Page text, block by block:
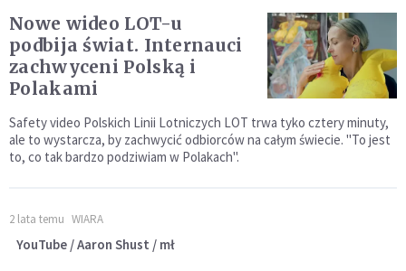
Nowe wideo LOT-u
podbija świat. Internauci
zachwyceni Polską i
Polakami
Safety video Polskich Linii Lotniczych LOT trwa tyko cztery minuty,
ale to wystarcza, by zachwycić odbiorców na całym świecie. "To jest
to, co tak bardzo podziwiam w Polakach".
2 lata temu WIARA
YouTube / Aaron Shust / mł